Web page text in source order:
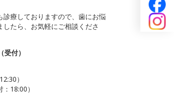
診療しておりますので、歯にお悩
たら、お気軽にご相談くださ
（受付）
）
18:00）